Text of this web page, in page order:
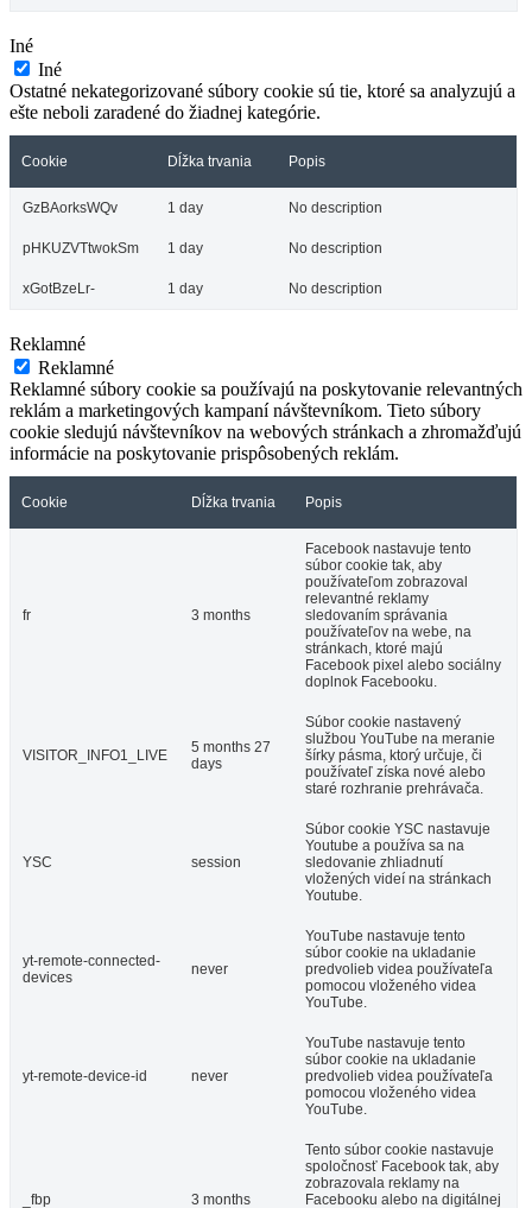
Iné
Iné
Ostatné nekategorizované súbory cookie sú tie, ktoré sa analyzujú a
ešte neboli zaradené do žiadnej kategórie.
Cookie Dĺžka trvania Popis
GzBAorksWQv 1 day No description
pHKUZVTtwokSm 1 day No description
xGotBzeLr- 1 day No description
Reklamné
Reklamné
Reklamné súbory cookie sa používajú na poskytovanie relevantných
reklám a marketingových kampaní návštevníkom. Tieto súbory
cookie sledujú návštevníkov na webových stránkach a zhromažďujú
informácie na poskytovanie prispôsobených reklám.
Cookie Dĺžka trvania Popis
fr 3 months
Facebook nastavuje tento
súbor cookie tak, aby
používateľom zobrazoval
relevantné reklamy
sledovaním správania
používateľov na webe, na
stránkach, ktoré majú
Facebook pixel alebo sociálny
doplnok Facebooku.
VISITOR_INFO1_LIVE
5 months 27
days
Súbor cookie nastavený
službou YouTube na meranie
šírky pásma, ktorý určuje, či
používateľ získa nové alebo
staré rozhranie prehrávača.
YSC session
Súbor cookie YSC nastavuje
Youtube a používa sa na
sledovanie zhliadnutí
vložených videí na stránkach
Youtube.
yt-remote-connected-
devices
never
YouTube nastavuje tento
súbor cookie na ukladanie
predvolieb videa používateľa
pomocou vloženého videa
YouTube.
yt-remote-device-id never
YouTube nastavuje tento
súbor cookie na ukladanie
predvolieb videa používateľa
pomocou vloženého videa
YouTube.
_fbp 3 months
Tento súbor cookie nastavuje
spoločnosť Facebook tak, aby
zobrazovala reklamy na
Facebooku alebo na digitálnej